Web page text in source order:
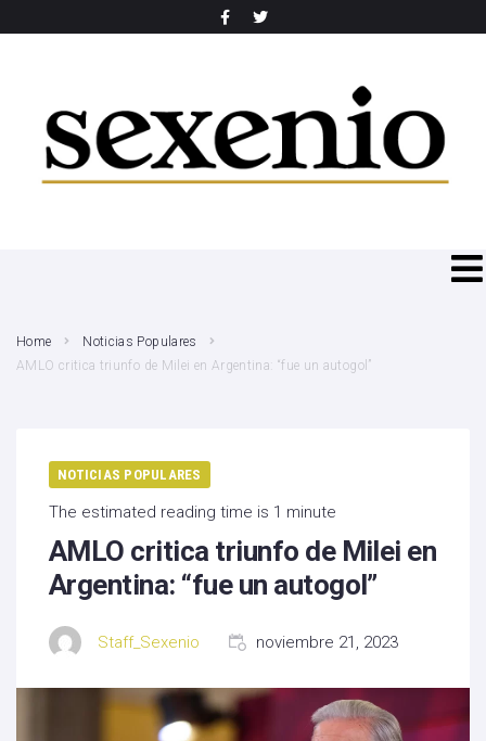
Home
Noticias Populares
AMLO critica triunfo de Milei en Argentina: “fue un autogol”
NOTICIAS POPULARES
The estimated reading time is 1 minute
AMLO critica triunfo de Milei en
Argentina: “fue un autogol”
Staff_Sexenio noviembre 21, 2023
SEARCH THIS WEBSITE